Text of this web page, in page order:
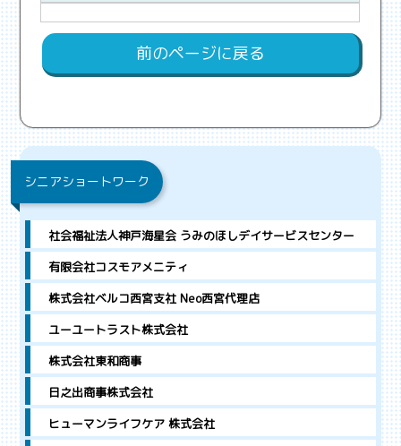
前のページに戻る
シニアショートワーク
社会福祉法人神戸海星会 うみのほしデイサービスセンター
有限会社コスモアメニティ
株式会社ベルコ西宮支社 Neo西宮代理店
ユーユートラスト株式会社
株式会社東和商事
日之出商事株式会社
ヒューマンライフケア 株式会社